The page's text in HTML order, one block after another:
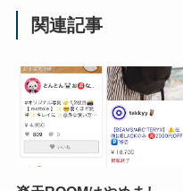
関連記事